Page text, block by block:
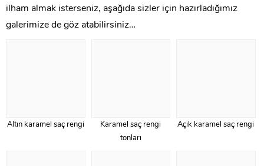
ilham almak isterseniz, aşağıda sizler için hazırladığımız
galerimize de göz atabilirsiniz…
Altın karamel saç rengi
Karamel saç rengi
tonları
Açık karamel saç rengi